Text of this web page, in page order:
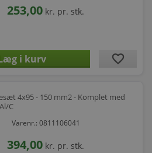
253,00 kr. pr. stk.
favorite
4x95 - 150 mm2 - Komplet med
C
Varenr.: 0811106041
394,00 kr. pr. stk.